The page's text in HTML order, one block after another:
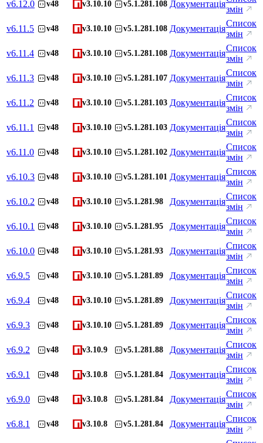
v6.12.0 v48 v3.10.10 v5.1.281.108 Документація
змін
v6.11.5 v48 v3.10.10 v5.1.281.108 Документація
Список
змін
v6.11.4 v48 v3.10.10 v5.1.281.108 Документація
Список
змін
v6.11.3 v48 v3.10.10 v5.1.281.107 Документація
Список
змін
v6.11.2 v48 v3.10.10 v5.1.281.103 Документація
Список
змін
v6.11.1 v48 v3.10.10 v5.1.281.103 Документація
Список
змін
v6.11.0 v48 v3.10.10 v5.1.281.102 Документація
Список
змін
v6.10.3 v48 v3.10.10 v5.1.281.101 Документація
Список
змін
v6.10.2 v48 v3.10.10 v5.1.281.98 Документація
Список
змін
v6.10.1 v48 v3.10.10 v5.1.281.95 Документація
Список
змін
v6.10.0 v48 v3.10.10 v5.1.281.93 Документація
Список
змін
v6.9.5 v48 v3.10.10 v5.1.281.89 Документація
Список
змін
v6.9.4 v48 v3.10.10 v5.1.281.89 Документація
Список
змін
v6.9.3 v48 v3.10.10 v5.1.281.89 Документація
Список
змін
v6.9.2 v48 v3.10.9 v5.1.281.88 Документація
Список
змін
v6.9.1 v48 v3.10.8 v5.1.281.84 Документація
Список
змін
v6.9.0 v48 v3.10.8 v5.1.281.84 Документація
Список
змін
v6.8.1 v48 v3.10.8 v5.1.281.84 Документація
Список
змін